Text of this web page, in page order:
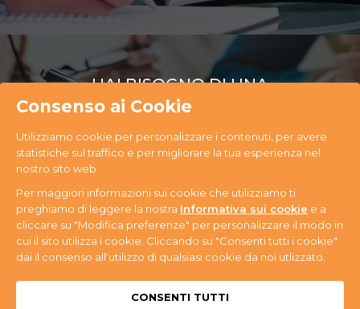
HAI BISOGNO DI UNA
CONSULENZA
SCOPRI DI PIÙ
PR Ecology S.r.l. Via Antonini, 14 - 33074
Fontanafredda (PN) - Tel. +39 0434 365059 - P.IVA
n. 01080580937
Privacy & Cookie
Consenso ai Cookie
Utilizziamo cookie per personalizzare i contenuti, per avere
statistiche sul traffico e per migliorare la tua esperienza nel
nostro sito web.
Per maggiori informazioni sui cookie che utilizziamo ti
preghiamo di leggere la nostra Informativa sui cookie e a
cliccare su "Modifica preferenze" per personalizzare il modo in
cui il sito utilizza i cookie. Cliccando su "Consenti tutti i cookie"
dai il consenso all'utilizzo di qualsiasi cookie da noi utlizzato.
CONSENTI TUTTI